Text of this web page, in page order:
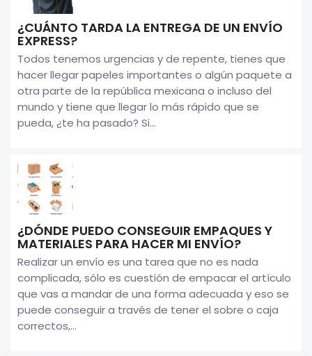
¿CUÁNTO TARDA LA ENTREGA DE UN ENVÍO
EXPRESS?
Todos tenemos urgencias y de repente, tienes que
hacer llegar papeles importantes o algún paquete a
otra parte de la república mexicana o incluso del
mundo y tiene que llegar lo más rápido que se
pueda, ¿te ha pasado? Si...
¿DÓNDE PUEDO CONSEGUIR EMPAQUES Y
MATERIALES PARA HACER MI ENVÍO?
Realizar un envío es una tarea que no es nada
complicada, sólo es cuestión de empacar el artículo
que vas a mandar de una forma adecuada y eso se
puede conseguir a través de tener el sobre o caja
correctos,...